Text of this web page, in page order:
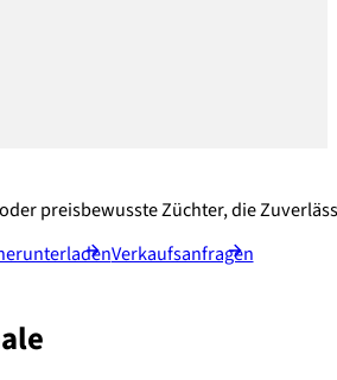
preisbewusste Züchter, die
Verkaufsanfragen